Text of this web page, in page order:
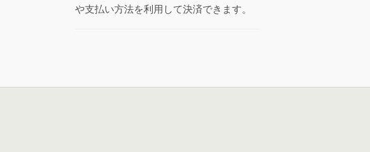
や支払い方法を利用して決済できます。